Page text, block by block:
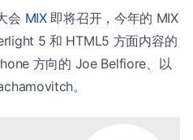
会 MIX即将召开，今年的 MIX
5 和 HTML5 方面内容的
方向的 Joe Belfiore、以
。